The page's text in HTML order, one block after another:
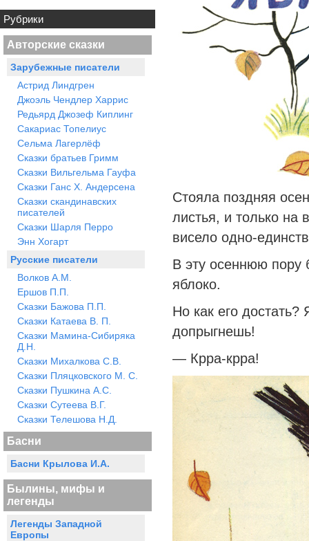
Рубрики
Авторские сказки
Зарубежные писатели
Астрид Линдгрен
Джоэль Чендлер Харрис
Редьярд Джозеф Киплинг
Сакариас Топелиус
Сельма Лагерлёф
Сказки братьев Гримм
Сказки Вильгельма Гауфа
Сказки Ганс Х. Андерсена
Сказки скандинавских
писателей
Сказки Шарля Перро
Энн Хогарт
Русские писатели
Волков А.М.
Ершов П.П.
Сказки Бажова П.П.
Сказки Катаева В. П.
Сказки Мамина-Сибиряка
Д.Н.
Сказки Михалкова С.В.
Сказки Пляцковского М. С.
Сказки Пушкина А.С.
Сказки Сутеева В.Г.
Сказки Телешова Н.Д.
Басни
Басни Крылова И.А.
Былины, мифы и
легенды
Легенды Западной
Европы
Стояла поздняя
листья, и только на
висело одно-
В эту осеннюю пору
яблоко.
Но как его
допрыгнешь!
— Крра-крра!